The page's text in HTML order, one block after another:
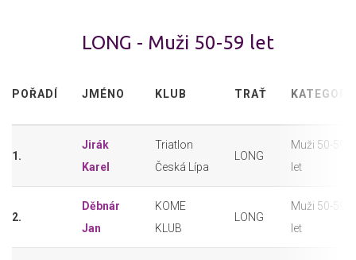
LONG - Muži 50-59 let
POŘADÍ JMÉNO KLUB TRAŤ
1.
Jirák
Karel
Triatlon
Česká Lípa
LONG
Muži 50-59
let
2.
Děbnár
Jan
KOME
KLUB
LONG
Muži 50-59
let